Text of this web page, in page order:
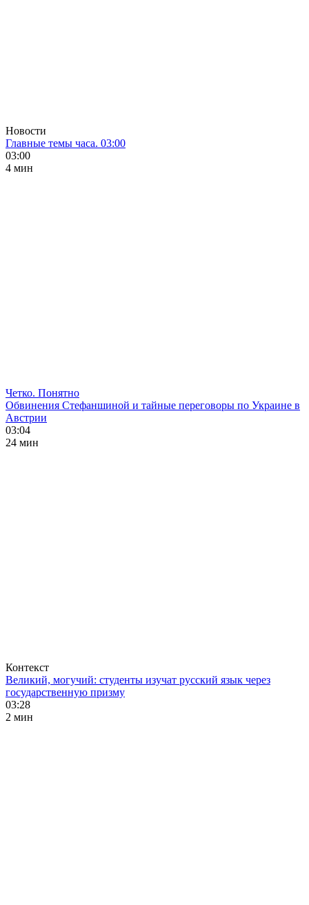
Новости
Главные темы часа. 03:00
03:00
4 мин
Четко. Понятно
Обвинения Стефаншиной и тайные переговоры по Украине в
Австрии
03:04
24 мин
Контекст
Великий, могучий: студенты изучат русский язык через
государственную призму
03:28
2 мин